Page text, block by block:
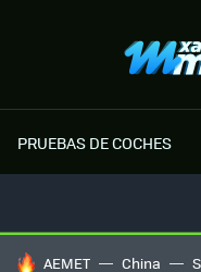
PRUEBAS DE COCHES
HOY SE HABLA DE
AEMET China